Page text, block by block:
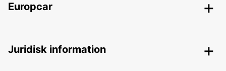
Europcar
Juridisk information